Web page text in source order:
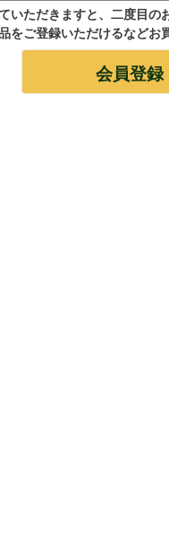
いただきますと、二度目の
をご登録いただけるなどお
会員登録